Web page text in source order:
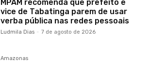
MPAM recomenda que prefeito e
vice de Tabatinga parem de usar
verba pública nas redes pessoais
Ludmila Dias - 7 de agosto de 2026
Amazonas